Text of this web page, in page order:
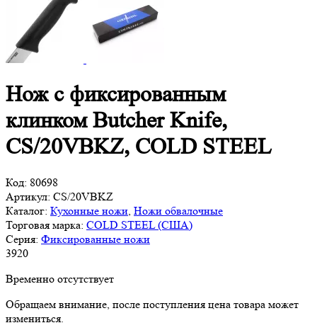
Нож с фиксированным
клинком Butcher Knife,
CS/20VBKZ, COLD STEEL
Код: 80698
Артикул: CS/20VBKZ
Каталог: Кухонные ножи Ножи обвалочные
Торговая марка: COLD STEEL (США)
Серия: Фиксированные ножи
3920
Временно отсутствует
Обращаем внимание, после поступления цена товара может
измениться.